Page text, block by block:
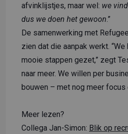
afvinklijstjes, maar wel: we
dus we doen het gewoon .”
De samenwerking met
zien dat die aanpak werkt.
mooie stappen gezet,” zegt
naar meer. We willen per
bouwen – met nog meer focus
Meer lezen?
Collega Jan-Simon: Blik op